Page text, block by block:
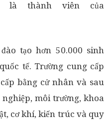
là thành viên của
tạo hơn 50.000 sinh
tế. Trường cung cấp
bằng cử nhân và sau
môi trường, khoa
cơ khí, kiến trúc và quy